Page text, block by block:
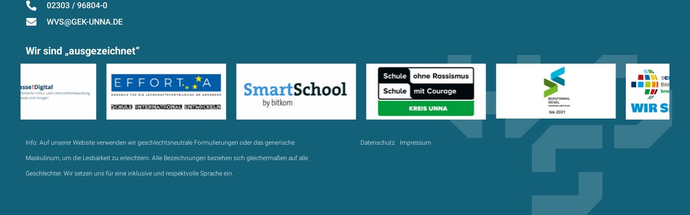
02303 / 96804-0
WVS@GEK-UNNA.DE
Wir sind „ausgezeichnet“
Info: Auf unserer Website verwenden wir geschlechtsneutrale Formulierungen oder das generische
Maskulinum, um die Lesbarkeit zu erleichtern. Alle Bezeichnungen beziehen sich gleichermaßen auf alle
Geschlechter. Wir setzen uns für eine inklusive und respektvolle Sprache ein.
Datenschutz Impressum